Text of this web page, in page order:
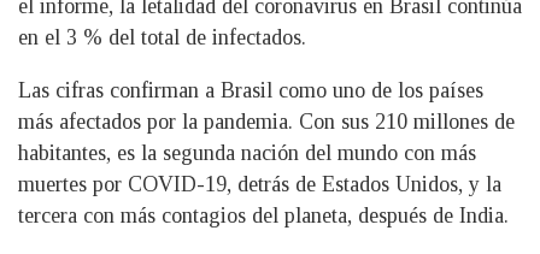
el informe, la letalidad del coronavirus en Brasil continúa
en el 3 % del total de infectados.
Las cifras confirman a Brasil como uno de los países
más afectados por la pandemia. Con sus 210 millones de
habitantes, es la segunda nación del mundo con más
muertes por COVID-19, detrás de Estados Unidos, y la
tercera con más contagios del planeta, después de India.